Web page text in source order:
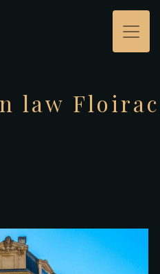
law Floirac